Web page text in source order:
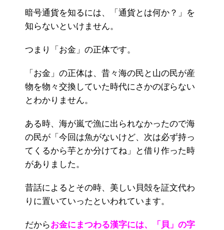
暗号通貨を知るには、「通貨とは何か？」を
知らないといけません。
つまり「お金」の正体です。
「お金」の正体は、昔々海の民と山の民が産
物を物々交換していた時代にさかのぼらない
とわかりません。
ある時、海が嵐で漁に出られなかったので海
の民が「今回は魚がないけど、次は必ず持っ
てくるから芋とか分けてね」と借り作った時
がありました。
昔話によるとその時、美しい貝殻を証文代わ
りに置いていったといわれています。
だからお金にまつわる漢字には、「貝」の字